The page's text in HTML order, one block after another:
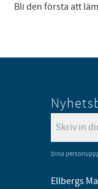
Bli den första att
Dina
Ellbergs